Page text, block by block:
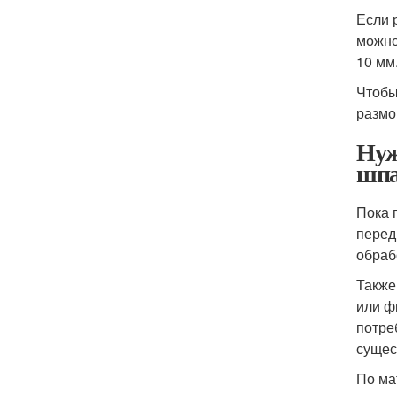
Если
10 мм.
Пока
или
По